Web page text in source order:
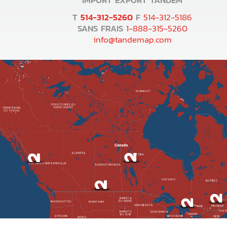
T 514-312-5260 F 514-312-5186
SANS FRAIS 1-888-315-5260
info@tandemap.com